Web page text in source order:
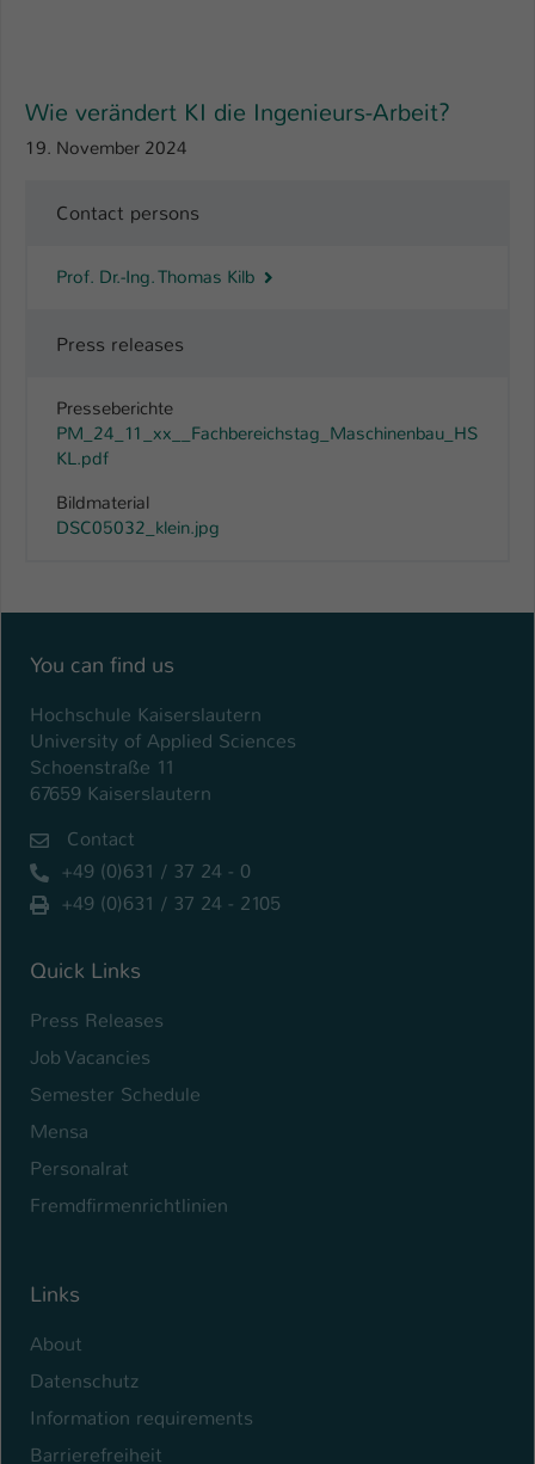
Wie verändert KI die Ingenieurs-Arbeit?
19. November 2024
Contact persons
Prof. Dr.-Ing. Thomas Kilb
Press releases
Presseberichte
PM_24_11_xx__Fachbereichstag_Maschinenbau_HS
KL.pdf
Bildmaterial
DSC05032_klein.jpg
You can find us
Hochschule Kaiserslautern
University of Applied Sciences
Schoenstraße 11
67659 Kaiserslautern
Contact
+49 (0)631 / 37 24 - 0
+49 (0)631 / 37 24 - 2105
Quick Links
Press Releases
Job Vacancies
Semester Schedule
Mensa
Personalrat
Fremdfirmenrichtlinien
Links
About
Datenschutz
Information requirements
Barrierefreiheit